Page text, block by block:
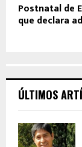
Postnatal de
que declara
ÚLTIMOS